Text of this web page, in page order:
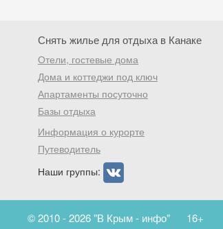
Снять жилье для отдыха в Канаке
Отели, гостевые дома
Дома и коттеджи под ключ
Апартаменты посуточно
Базы отдыха
Информация о курорте
Путеводитель
Наши группы:
© 2010 - 2026 "В Крым - инфо" 16+